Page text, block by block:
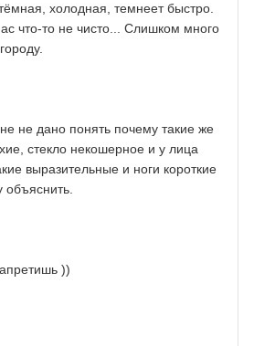
холодная, темнеет быстро.
что-то не чисто... Слишком много
не дано понять почему такие же
стекло некошерное и у лица
выразительные и ноги короткие
объяснить.
))